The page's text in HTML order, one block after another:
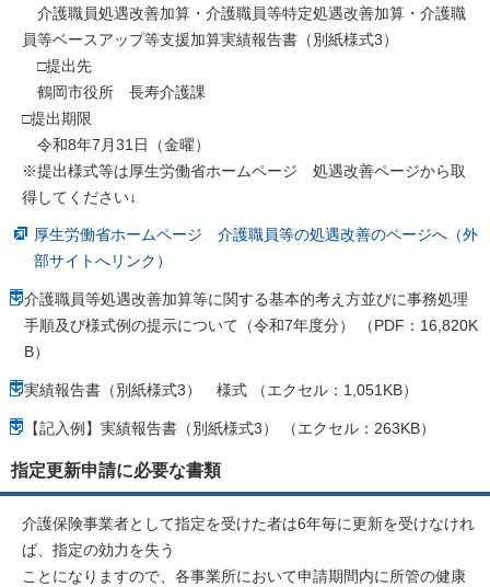
介護職員処遇改善加算・介護職員等特定処遇改善加算・介護職
員等ベースアップ等支援加算実績報告書（別紙様式3）
□提出先
鶴岡市役所 長寿介護課
□提出期限
令和8年7月31日（金曜）
※提出様式等は厚生労働省ホームページ 処遇改善ページから取
得してください↓
厚生労働省ホームページ 介護職員等の処遇改善のページへ（外
部サイトへリンク）
介護職員等処遇改善加算等に関する基本的考え方並びに事務処理
手順及び様式例の提示について（令和7年度分） （PDF：16,820K
B）
実績報告書（別紙様式3） 様式 （エクセル：1,051KB）
【記入例】実績報告書（別紙様式3） （エクセル：263KB）
指定更新申請に必要な書類
介護保険事業者として指定を受けた者は6年毎に更新を受けなけれ
ば、指定の効力を失う
ことになりますので、各事業所において申請期間内に所管の健康